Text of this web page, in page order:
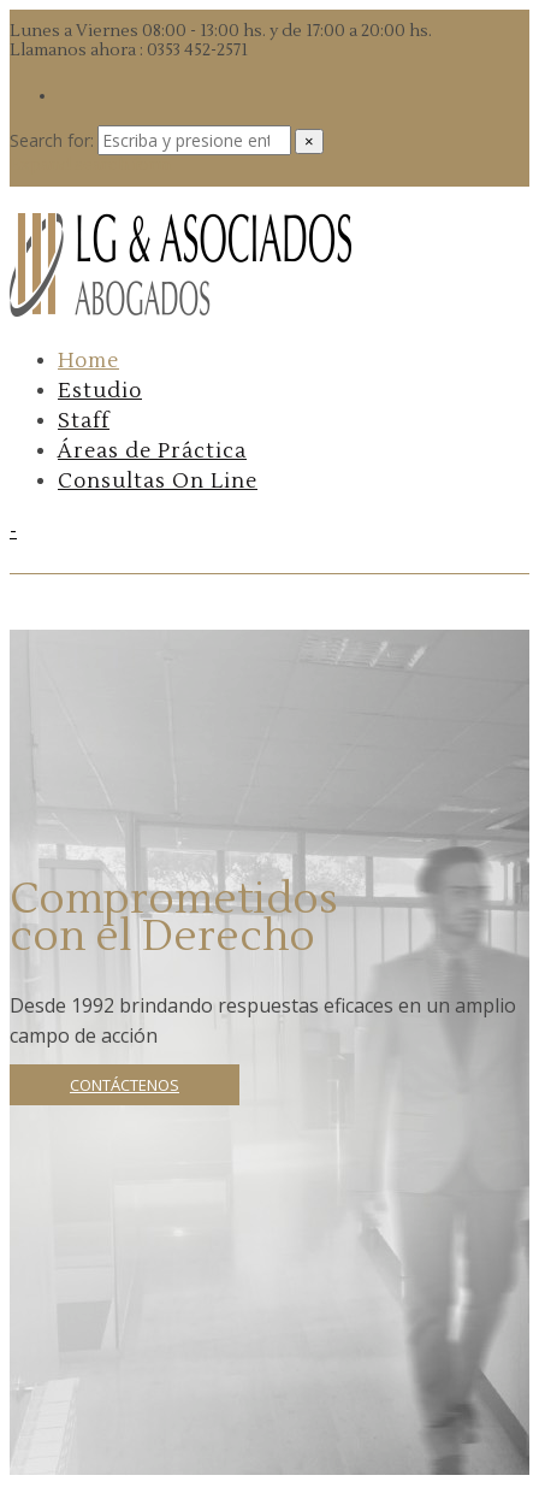
Lunes a Viernes 08:00 - 13:00 hs. y de 17:00 a 20:00 hs.
Llamanos ahora : 0353 452-2571
Search for: ×
Home
Estudio
Staff
Áreas de Práctica
Consultas On Line
-
Comprometidos
con el Derecho
Desde 1992 brindando respuestas eficaces en un amplio
campo de acción
CONTÁCTENOS